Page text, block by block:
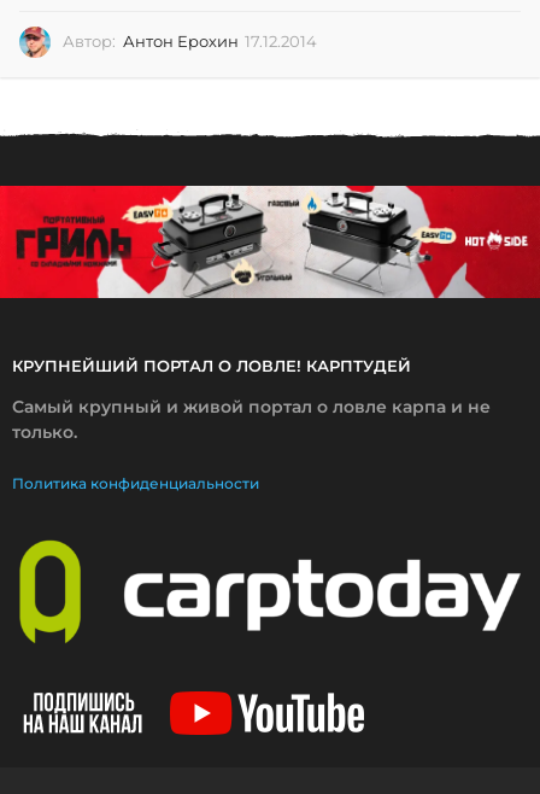
Автор: Антон Ерохин 17.12.2014
2
0
1
4
КРУПНЕЙШИЙ ПОРТАЛ О ЛОВЛЕ! КАРПТУДЕЙ
Самый крупный и живой портал о ловле карпа и не
только.
Политика конфиденциальности